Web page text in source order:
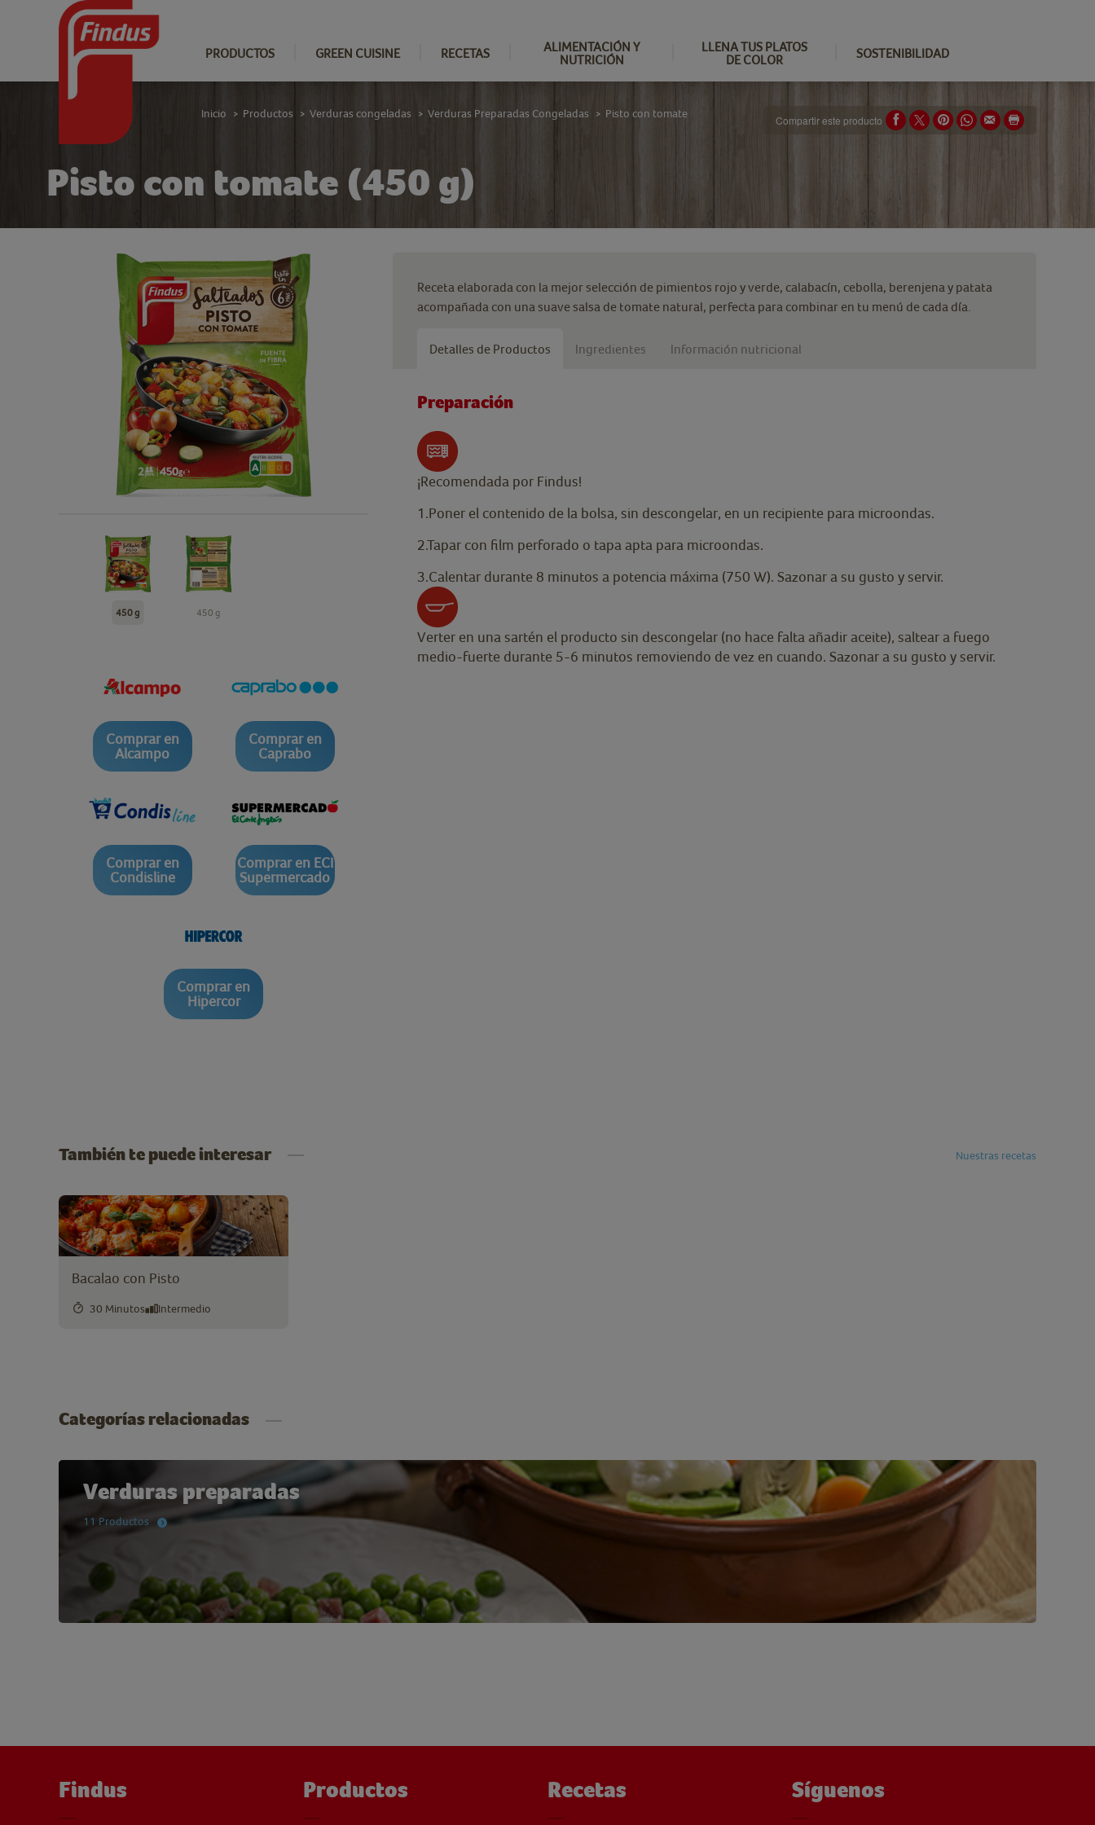
PRODUCTOS GREEN CUISINE RECETAS
ALIMENTACIÓN Y
NUTRICIÓN
LLENA TUS PLATOS
DE COLOR
SOSTENIBILIDAD
Pisto con tomate (450 g)
Inicio > Productos > Verduras congeladas > Verduras Preparadas Congeladas > Pisto con tomate Compartir este producto
450 g 450 g
Comprar en
Alcampo
Comprar en
Caprabo
Comprar en
Condisline
Comprar en ECI
Supermercado
Comprar en
Hipercor
Receta elaborada con la mejor selección de pimientos rojo y verde, calabacín, cebolla, berenjena y patata
acompañada con una suave salsa de tomate natural, perfecta para combinar en tu menú de cada día.
Detalles de Productos Ingredientes Información nutricional
Preparación
¡Recomendada por Findus!
1.Poner el contenido de la bolsa, sin descongelar, en un recipiente para microondas.
2.Tapar con film perforado o tapa apta para microondas.
3.Calentar durante 8 minutos a potencia máxima (750 W). Sazonar a su gusto y servir.
Verter en una sartén el producto sin descongelar (no hace falta añadir aceite), saltear a fuego
medio-fuerte durante 5-6 minutos removiendo de vez en cuando. Sazonar a su gusto y servir.
También te puede interesar Nuestras recetas
Bacalao con Pisto
30 Minutos Intermedio
Categorías relacionadas
Verduras preparadas
11 Productos
Findus Productos Recetas Síguenos